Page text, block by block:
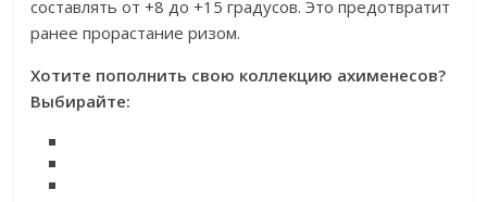
составлять от +8 до +15 градусов. Это предотвратит
ранее прорастание ризом.
Хотите пополнить свою коллекцию ахименесов?
Выбирайте: